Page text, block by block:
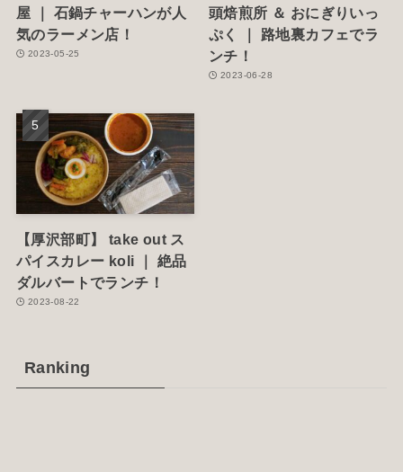
屋 ｜ 石鍋チャーハンが人
気のラーメン店！
2023-05-25
頭焙煎所 ＆ おにぎりいっ
ぷく ｜ 路地裏カフェでラ
ンチ！
2023-06-28
【厚沢部町】 take out ス
パイスカレー koli ｜ 絶品
ダルバートでランチ！
2023-08-22
Ranking